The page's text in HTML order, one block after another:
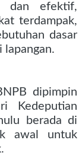
dan efektif,
terdampak,
dasar
lapangan.
dipimpin
Kedeputian
berada di
awal untuk